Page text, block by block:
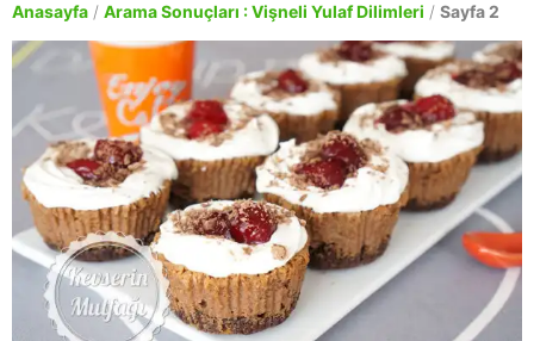
Anasayfa / Arama Sonuçları : Vişneli Yulaf Dilimleri / Sayfa 2